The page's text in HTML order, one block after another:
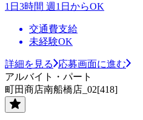
1日3時間 週1日からOK
交通費支給
未経験OK
詳細を見る
応募画面に進む
アルバイト・パート
町田商店南船橋店_02[418]